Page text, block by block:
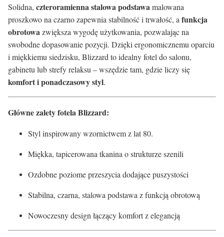
Solidna, czteroramienna stalowa podstawamalowana
proszkowo na czarno zapewnia stabilność i trwałość, a funkcja
obrotowazwiększa wygodę użytkowania, pozwalając na
swobodne dopasowanie pozycji. Dzięki ergonomicznemu oparciu
i miękkiemu siedzisku, Blizzard to idealny fotel do salonu,
gabinetu lub strefy relaksu – wszędzie tam, gdzie liczy się
komfort i ponadczasowy styl.
Główne zalety fotela Blizzard:
Styl inspirowany wzornictwem z lat 80.
Miękka, tapicerowana tkanina o strukturze szenili
Ozdobne poziome przeszycia dodające puszystości
Stabilna, czarna, stalowa podstawa z funkcją obrotową
Nowoczesny design łączący komfort z elegancją